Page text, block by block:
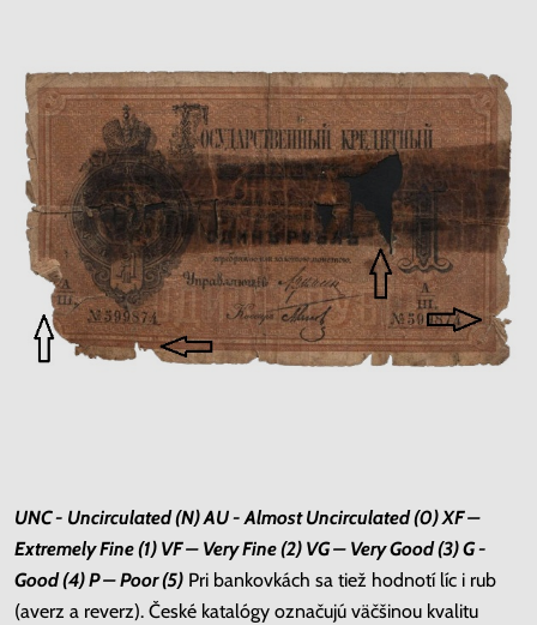
UNC - Uncirculated (N) AU - Almost Uncirculated (0) XF –
Extremely Fine (1) VF – Very Fine (2) VG – Very Good (3) G -
Good (4) P – Poor (5) Pri bankovkách sa tiež hodnotí líc i rub
(averz a reverz). České katalógy označujú väčšinou kvalitu